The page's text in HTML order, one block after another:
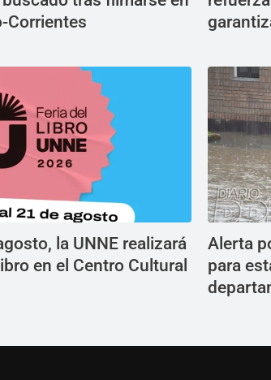
Corrientes
la UNNE realizará
en el Centro Cultural
Alerta
para